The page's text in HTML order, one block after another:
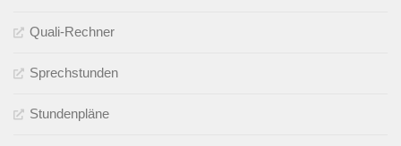
Quali-Rechner
Sprechstunden
Stundenpläne